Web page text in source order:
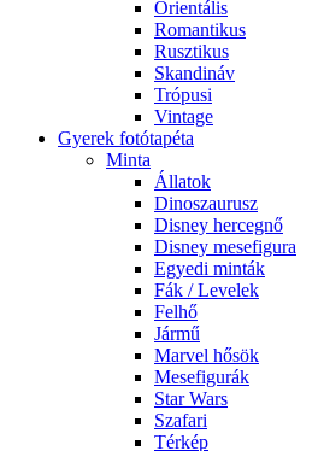
Orientális
Romantikus
Rusztikus
Skandináv
Trópusi
Vintage
Gyerek fotótapéta
Minta
Állatok
Dinoszaurusz
Disney hercegnő
Disney mesefigura
Egyedi minták
Fák / Levelek
Felhő
Jármű
Marvel hősök
Mesefigurák
Star Wars
Szafari
Térkép